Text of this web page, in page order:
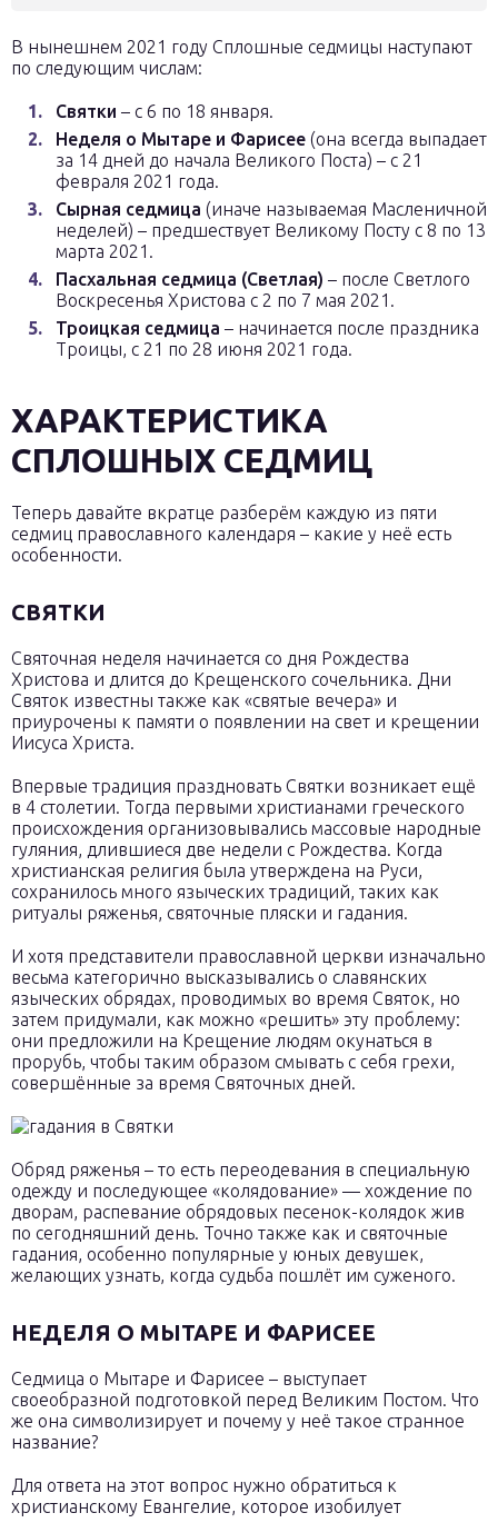
В нынешнем 2021 году Сплошные седмицы наступают
по следующим числам:
Святки – с 6 по 18 января.
Неделя о Мытаре и Фарисее (она всегда выпадает
за 14 дней до начала Великого Поста) – с 21
февраля 2021 года.
Сырная седмица (иначе называемая Масленичной
неделей) – предшествует Великому Посту с 8 по 13
марта 2021.
Пасхальная седмица (Светлая) – после Светлого
Воскресенья Христова с 2 по 7 мая 2021.
Троицкая седмица – начинается после праздника
Троицы, с 21 по 28 июня 2021 года.
ХАРАКТЕРИСТИКА
СПЛОШНЫХ СЕДМИЦ
Теперь давайте вкратце разберём каждую из пяти
седмиц православного календаря – какие у неё есть
особенности.
СВЯТКИ
Святочная неделя начинается со дня Рождества
Христова и длится до Крещенского сочельника. Дни
Святок известны также как «святые вечера» и
приурочены к памяти о появлении на свет и крещении
Иисуса Христа.
Впервые традиция праздновать Святки возникает ещё
в 4 столетии. Тогда первыми христианами греческого
происхождения организовывались массовые народные
гуляния, длившиеся две недели с Рождества. Когда
христианская религия была утверждена на Руси,
сохранилось много языческих традиций, таких как
ритуалы ряженья, святочные пляски и гадания.
И хотя представители православной церкви изначально
весьма категорично высказывались о славянских
языческих обрядах, проводимых во время Святок, но
затем придумали, как можно «решить» эту проблему:
они предложили на Крещение людям окунаться в
прорубь, чтобы таким образом смывать с себя грехи,
совершённые за время Святочных дней.
Обряд ряженья – то есть переодевания в специальную
одежду и последующее «колядование» — хождение по
дворам, распевание обрядовых песенок-колядок жив
по сегодняшний день. Точно также как и святочные
гадания, особенно популярные у юных девушек,
желающих узнать, когда судьба пошлёт им суженого.
НЕДЕЛЯ О МЫТАРЕ И ФАРИСЕЕ
Седмица о Мытаре и Фарисее – выступает
своеобразной подготовкой перед Великим Постом. Что
же она символизирует и почему у неё такое странное
название?
Для ответа на этот вопрос нужно обратиться к
христианскому Евангелие, которое изобилует